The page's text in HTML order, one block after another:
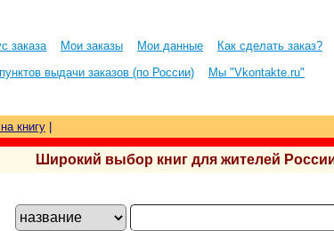
заказа Мои заказы Мои данные Как сделать заказ?
выдачи заказов (по России)
Мы "Vkontakte.ru"
книгу
Широкий выбор книг для жителей